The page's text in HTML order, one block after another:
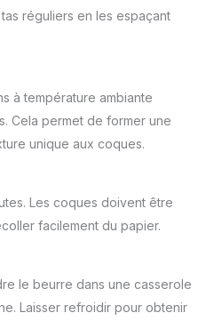
réguliers en les espaçant
à température ambiante
Cela permet de former une
unique aux coques.
Les coques doivent être
facilement du papier.
le beurre dans une casserole
Laisser refroidir pour obtenir